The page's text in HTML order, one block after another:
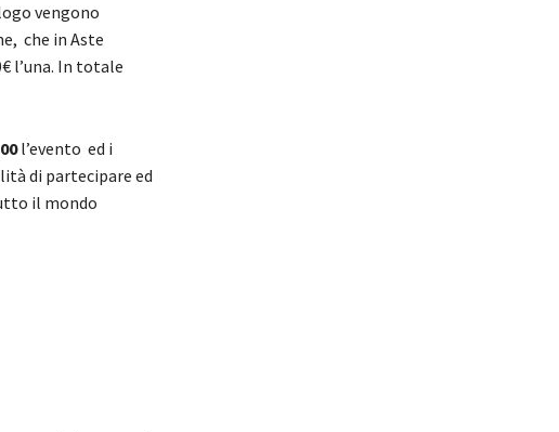
vengono
che in Aste
l’una. In totale
l’evento ed i
di partecipare ed
il mondo